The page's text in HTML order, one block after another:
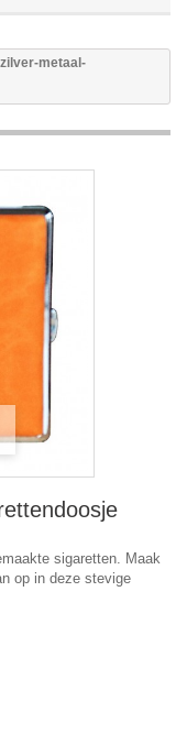
metaal-
sigaretten. Maak
op in deze stevige